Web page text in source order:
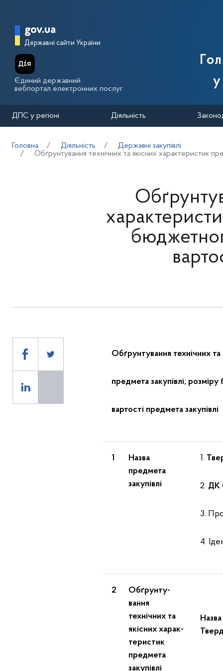
Головна сторінка Державної
gov.ua
Державні сайти України
Єдиний державний
вебпортал електронних послуг
ДПС у регіоні Діяльність
Головна Діяльність
Державні закупівлі
Обґрунтування технічних та якісних характеристик
Обґрунтування технічних
предмета закупівлі,
вартості предмета закупівлі
1
Назва
предмета
закупівлі
1.
2. ДК
3.
4.
2
Обґрунту-
вання
технічних та
якісних харак-
теристик
предмета
закупівлі